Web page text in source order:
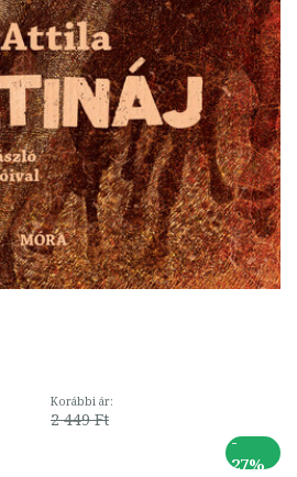
Korábbi ár:
2 449 Ft
-
27%